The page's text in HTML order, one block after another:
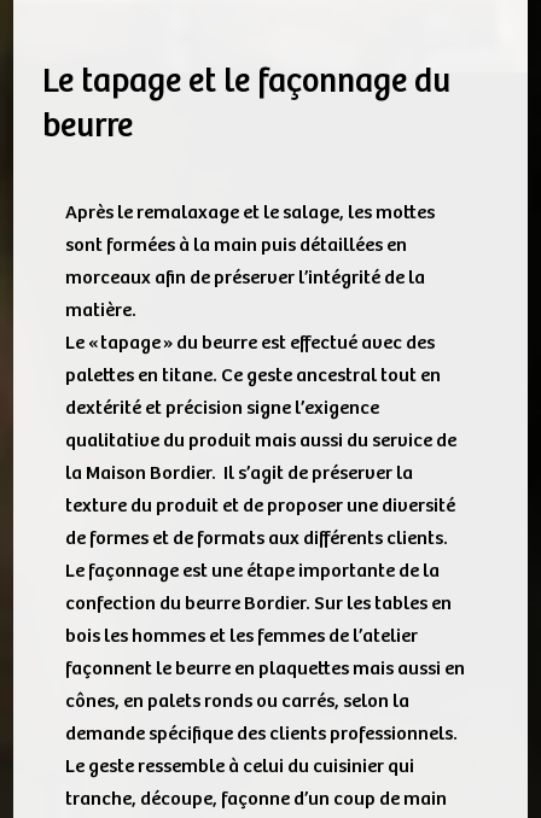
Le tapage et le façonnage du
beurre
Après le remalaxage et le salage, les mottes
sont formées à la main puis détaillées en
morceaux afin de préserver l’intégrité de la
matière.
Le « tapage » du beurre est effectué avec des
palettes en titane. Ce geste ancestral tout en
dextérité et précision signe l’exigence
qualitative du produit mais aussi du service de
la Maison Bordier. Il s’agit de préserver la
texture du produit et de proposer une diversité
de formes et de formats aux différents clients.
Le façonnage est une étape importante de la
confection du beurre Bordier. Sur les tables en
bois les hommes et les femmes de l’atelier
façonnent le beurre en plaquettes mais aussi en
cônes, en palets ronds ou carrés, selon la
demande spécifique des clients professionnels.
Le geste ressemble à celui du cuisinier qui
tranche, découpe, façonne d’un coup de main